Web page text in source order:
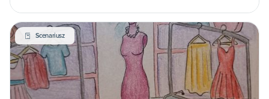
Scenariusz